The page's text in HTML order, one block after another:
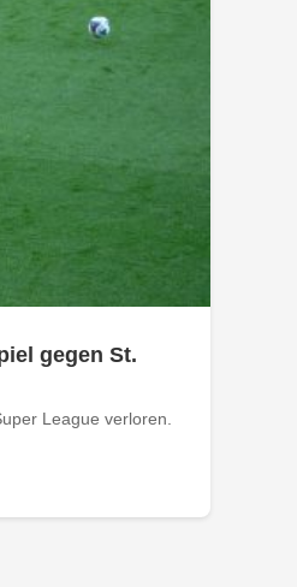
gegen St.
League verloren.